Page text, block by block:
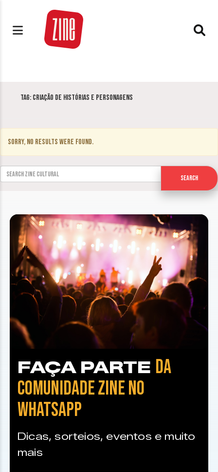
Tag: Criação de Histórias e Personagens
Sorry, no results were found.
Search for:
Search
FAÇA PARTE DA
COMUNIDADE ZINE NO
WHATSAPP
Dicas, sorteios, eventos e muito
mais